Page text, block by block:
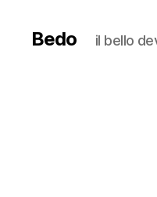
Bedo il bello